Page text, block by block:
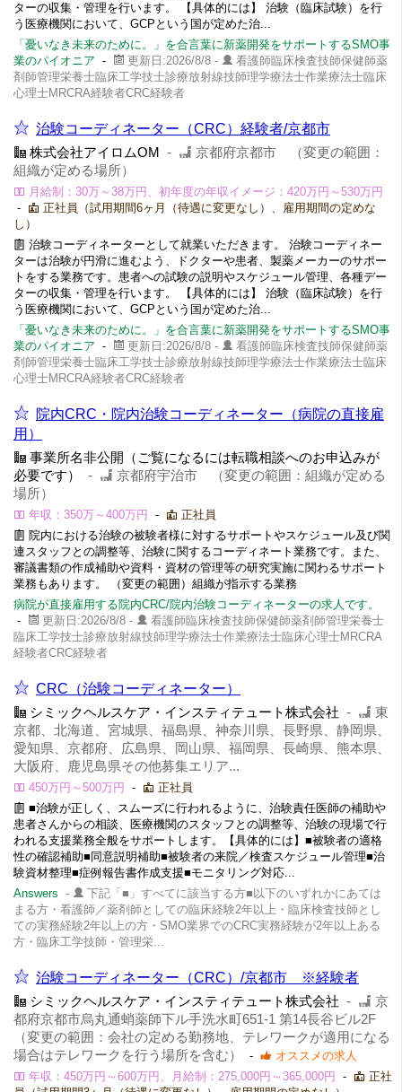
ターの収集・管理を行います。 【具体的には】 治験（臨床試験）を行
う医療機関において、GCPという国が定めた治...
「憂いなき未来のために。」を合言葉に新薬開発をサポートするSMO事
業のパイオニア - 更新日:2026/8/8 -
看護師臨床検査技師保健師薬
剤師管理栄養士臨床工学技士診療放射線技師理学療法士作業療法士臨床
心理士MRCRA経験者CRC経験者
治験コーディネーター（CRC）経験者/京都市
株式会社アイロムOM -
京都府京都市 （変更の範囲：
組織が定める場所）
月給制：30万～38万円、初年度の年収イメージ：420万円～530万円
-
正社員（試用期間6ヶ月（待遇に変更なし）、雇用期間の定めな
し）
治験コーディネーターとして就業いただきます。 治験コーディネー
ターは治験が円滑に進むよう、ドクターや患者、製薬メーカーのサポー
トをする業務です。患者への試験の説明やスケジュール管理、各種デー
ターの収集・管理を行います。 【具体的には】 治験（臨床試験）を行
う医療機関において、GCPという国が定めた治...
「憂いなき未来のために。」を合言葉に新薬開発をサポートするSMO事
業のパイオニア - 更新日:2026/8/8 -
看護師臨床検査技師保健師薬
剤師管理栄養士臨床工学技士診療放射線技師理学療法士作業療法士臨床
心理士MRCRA経験者CRC経験者
院内CRC・院内治験コーディネーター（病院の直接雇
用）
事業所名非公開（ご覧になるには転職相談へのお申込みが
必要です）
-
京都府宇治市 （変更の範囲：組織が定める
場所）
年収：350万～400万円 -
正社員
院内における治験の被験者様に対するサポートやスケジュール及び関
連スタッフとの調整等、治験に関するコーディネート業務です。また、
審議書類の作成補助や資料・資材の管理等の研究実施に関わるサポート
業務もあります。 （変更の範囲）組織が指示する業務
病院が直接雇用する院内CRC/院内治験コーディネーターの求人です。
-
更新日:2026/8/8 -
看護師臨床検査技師保健師薬剤師管理栄養士
臨床工学技士診療放射線技師理学療法士作業療法士臨床心理士MRCRA
経験者CRC経験者
CRC（治験コーディネーター）
シミックヘルスケア・インスティテュート株式会社 -
東
京都、北海道、宮城県、福島県、神奈川県、長野県、静岡県、
愛知県、京都府、広島県、岡山県、福岡県、長崎県、熊本県、
大阪府、鹿児島県その他募集エリア...
450万円～500万円 -
正社員
■治験が正しく、スムーズに行われるように、治験責任医師の補助や
患者さんからの相談、医療機関のスタッフとの調整等、治験の現場で行
われる支援業務全般をサポートします。【具体的には】■被験者の適格
性の確認補助■同意説明補助■被験者の来院／検査スケジュール管理■治
験資材整理■症例報告書作成支援■モニタリング対応...
Answers -
下記「■」すべてに該当する方■以下のいずれかにあては
まる方・看護師／薬剤師としての臨床経験2年以上・臨床検査技師とし
ての実務経験2年以上の方・SMO業界でのCRC実務経験が2年以上ある
方・臨床工学技師・管理栄...
治験コーディネーター（CRC）/京都市 ※経験者
シミックヘルスケア・インスティテュート株式会社 -
京
都府京都市烏丸通蛸薬師下ル手洗水町651-1 第14長谷ビル2F
（変更の範囲：会社の定める勤務地、テレワークが適用になる
場合はテレワークを行う場所を含む）
-
オススメの求人
年収：450万円～600万円、月給制：275,000円～365,000円
-
正社